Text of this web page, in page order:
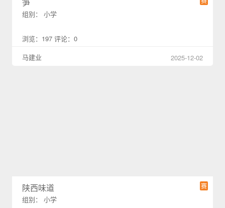
组别： 小学
浏览：197 评论：0
马建业
2025-12-02
赛
陕西味道
组别： 小学